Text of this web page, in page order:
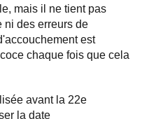
mais il ne tient pas
ni des erreurs de
est
chaque fois que cela
avant la 22e
la date